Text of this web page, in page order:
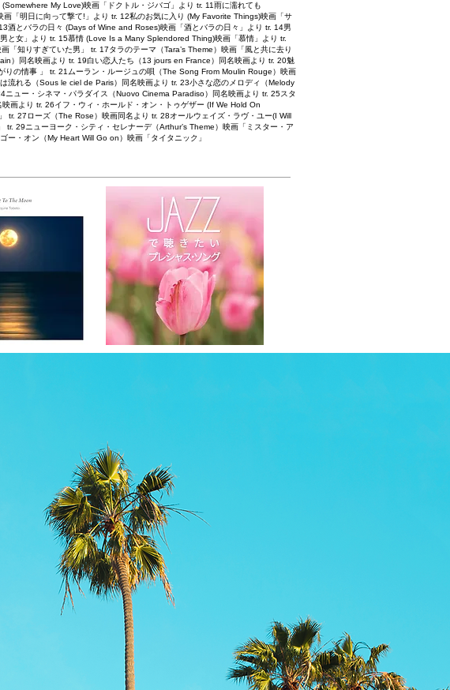
My Love)映画「ドクトル・ジバゴ」より tr. 11雨に濡れても
「明日に向って撃て!」より tr. 12私のお気に入り (My Favorite Things)映画「サ
酒とバラの日々 (Days of Wine and Roses)映画「酒とバラの日々」より tr. 14男
と女」より tr. 15慕情 (Love Is a Many Splendored Thing)映画「慕情」より tr.
「知りすぎていた男」 tr. 17タラのテーマ（Tara’s Theme）映画「風と共に去り
）同名映画より tr. 19白い恋人たち（13 jours en France）同名映画より tr. 20魅
りの情事 」 tr. 21ムーラン・ルージュの唄（The Song From Moulin Rouge）映画
流れる（Sous le ciel de Paris）同名映画より tr. 23小さな恋のメロディ（Melody
ニュー・シネマ・パラダイス（Nuovo Cinema Paradiso）同名映画より tr. 25スタ
画より tr. 26イフ・ウィ・ホールド・オン・トゥゲザー (If We Hold On
tr. 27ローズ（The Rose）映画同名より tr. 28オールウェイズ・ラヴ・ユー(I Will
tr. 29ニューヨーク・シティ・セレナーデ（Arthur’s Theme）映画「ミスター・ア
ー・オン（My Heart Will Go on）映画「タイタニック」